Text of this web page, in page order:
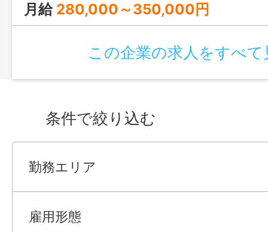
月給 280,000～350,000円
この企業の求人をすべて
条件で絞り込む
勤務エリア
雇用形態